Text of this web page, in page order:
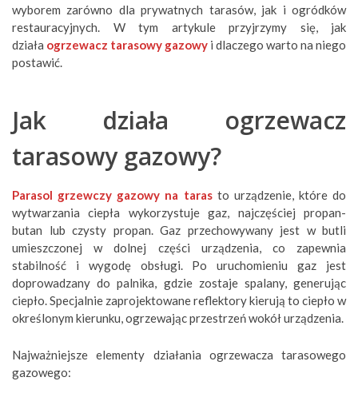
wyborem zarówno dla prywatnych tarasów, jak i ogródków
restauracyjnych. W tym artykule przyjrzymy się, jak
działa ogrzewacz tarasowy gazowy i dlaczego warto na niego
postawić.
Jak działa ogrzewacz
tarasowy gazowy?
Parasol grzewczy gazowy na tarasto urządzenie, które do
wytwarzania ciepła wykorzystuje gaz, najczęściej propan-
butan lub czysty propan. Gaz przechowywany jest w butli
umieszczonej w dolnej części urządzenia, co zapewnia
stabilność i wygodę obsługi. Po uruchomieniu gaz jest
doprowadzany do palnika, gdzie zostaje spalany, generując
ciepło. Specjalnie zaprojektowane reflektory kierują to ciepło w
określonym kierunku, ogrzewając przestrzeń wokół urządzenia.
Najważniejsze elementy działania ogrzewacza tarasowego
gazowego: